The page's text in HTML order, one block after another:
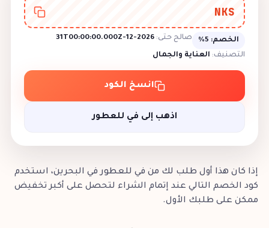
NKS
الخصم: 5% صالح حتى: 2026-12-31T00:00:00.000Z
التصنيف: العناية والجمال
انسخ الكود
اذهب إلى في للعطور
إذا كان هذا أول طلب لك من في للعطور في البحرين، استخدم
كود الخصم التالي عند إتمام الشراء لتحصل على أكبر تخفيض
ممكن على طلبك الأول.